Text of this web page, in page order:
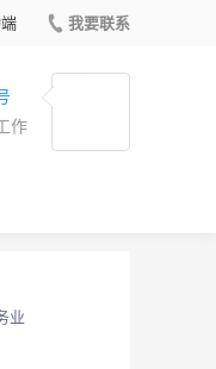
我要联系
作
业